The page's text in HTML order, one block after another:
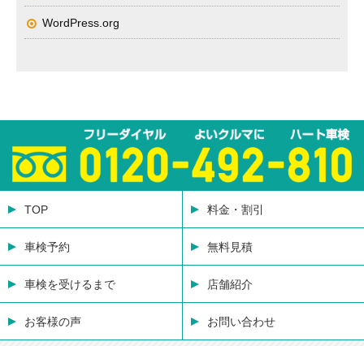
WordPress.org
TOP 料金・割引
車検予約 無料見積
車検を受けるまで 店舗紹介
お客様の声 お問い合わせ